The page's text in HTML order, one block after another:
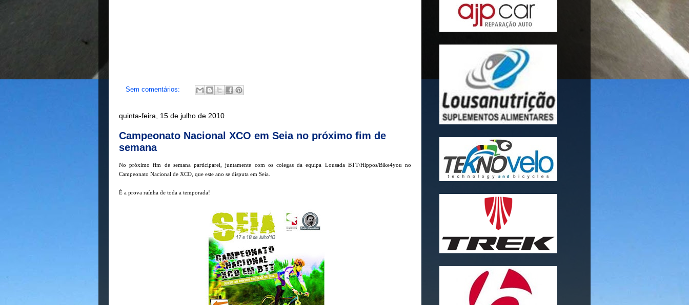
Sem comentários:
quinta-feira, 15 de julho de 2010
Campeonato Nacional XCO em Seia no próximo fim de
semana
No próximo fim de semana participarei, juntamente com os colegas da equipa Lousada BTT/Hippos/Bike4you no
Campeonato Nacional de XCO, que este ano se disputa em Seia.
É a prova raínha de toda a temporada!